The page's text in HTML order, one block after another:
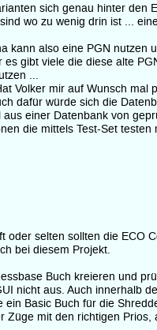
sich genau hinter den
wo zu wenig drin ist ...
also eine PGN
gibt viele die diese alte
...
Volker mir auf Wunsch
dafür würde sich die
einer Datenbank von
die mittels Test-Set
selten sollten die ECO
bei diesem Projekt.
Buch kreieren und
nicht aus. Auch innerhalb
Basic Buch für die
mit den richtigen